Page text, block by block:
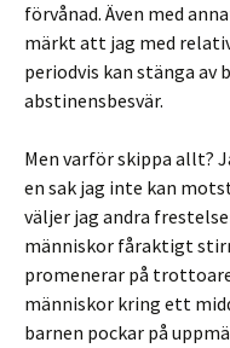
förvånad. Även med
märkt att jag med
periodvis kan stänga av
abstinensbesvär.
Men varför skippa allt?
en sak jag inte kan
väljer jag andra
människor fåraktigt
promenerar på
människor kring ett
barnen pockar på